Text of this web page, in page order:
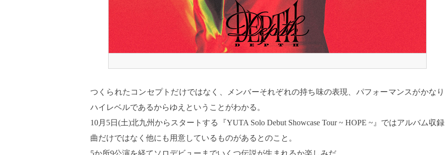
つくられたコンセプトだけではなく、メンバーそれぞれの持ち味の表現、パフォーマンスがかなり
ハイレベルであるからゆえということがわかる。
10月5日(土)北九州からスタートする『YUTA Solo Debut Showcase Tour ~ HOPE ~』ではアルバム収録
曲だけではなく他にも用意しているものがあるとのこと。
5か所9公演を経てソロデビューまでいくつ伝説が生まれるか楽しみだ。